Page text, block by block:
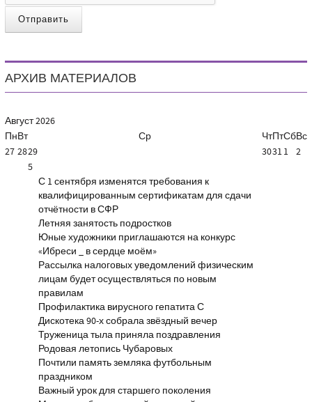
Отправить
АРХИВ МАТЕРИАЛОВ
Август2026
ПнВт Ср ЧтПтСбВс
27 2829 30311 2
5
С 1 сентября изменятся требования к
квалифицированным сертификатам для сдачи
отчётности в СФР
Летняя занятость подростков
Юные художники приглашаются на конкурс
«Ибреси _ в сердце моём»
Рассылка налоговых уведомлений физическим
лицам будет осуществляться по новым
правилам
Профилактика вирусного гепатита С
Дискотека 90-х собрала звёздный вечер
Труженица тыла приняла поздравления
Родовая летопись Чубаровых
Почтили память земляка футбольным
праздником
Важный урок для старшего поколения